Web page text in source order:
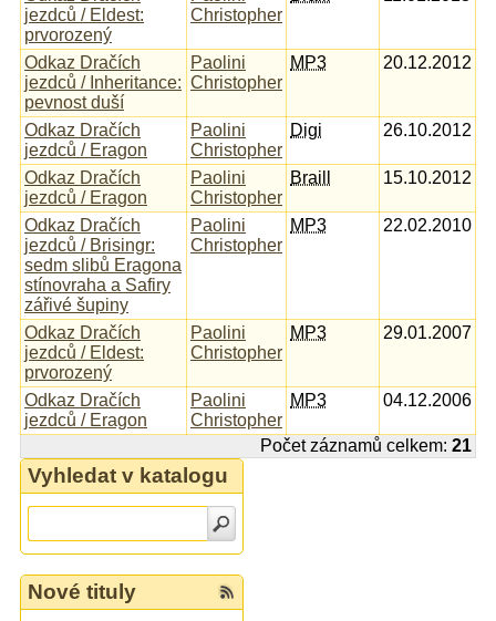
jezdců / Eldest:
prvorozený
Christopher
Odkaz Dračích
jezdců / Inheritance:
pevnost duší
Paolini
Christopher
MP3 20.12.2012
Odkaz Dračích
jezdců / Eragon
Paolini
Christopher
Digi 26.10.2012
Odkaz Dračích
jezdců / Eragon
Paolini
Christopher
Braill 15.10.2012
Odkaz Dračích
jezdců / Brisingr:
sedm slibů Eragona
stínovraha a Safiry
zářivé šupiny
Paolini
Christopher
MP3 22.02.2010
Odkaz Dračích
jezdců / Eldest:
prvorozený
Paolini
Christopher
MP3 29.01.2007
Odkaz Dračích
jezdců / Eragon
Paolini
Christopher
MP3 04.12.2006
Počet záznamů celkem: 21
Vyhledat v katalogu
Nové tituly